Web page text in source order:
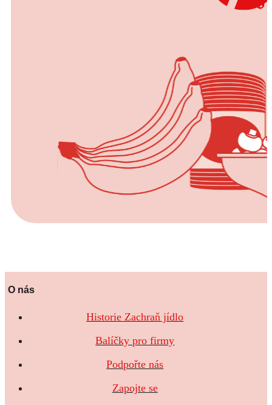
O nás
Historie Zachraň jídlo
Balíčky pro firmy
Podpořte nás
Zapojte se